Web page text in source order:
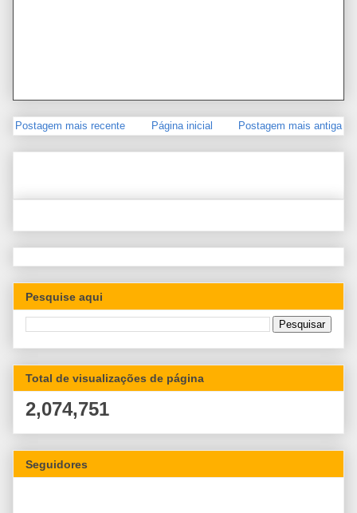
Postagem mais recente Postagem mais antiga
Página inicial
Pesquise aqui
Total de visualizações de página
2,074,751
Seguidores